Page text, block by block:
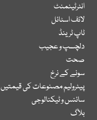
انٹرٹینمنٹ
لائف اسٹائل
ٹاپ ٹرینڈ
دلچسپ و عجیب
صحت
سونے کے نرخ
پیٹرولیم مصنوعات کی قیمتیں
سائنس و ٹیکنالوجی
بلاگ